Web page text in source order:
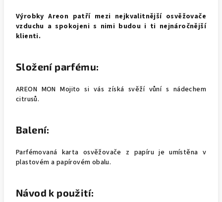
Výrobky Areon patří mezi nejkvalitnější osvěžovače
vzduchu a spokojeni s nimi budou i ti nejnáročnější
klienti.
Složení parfému:
AREON MON Mojito si vás získá svěží vůní s nádechem
citrusů.
Balení:
Parfémovaná karta osvěžovače z papíru je umístěna v
plastovém a papírovém obalu.
Návod k použití: